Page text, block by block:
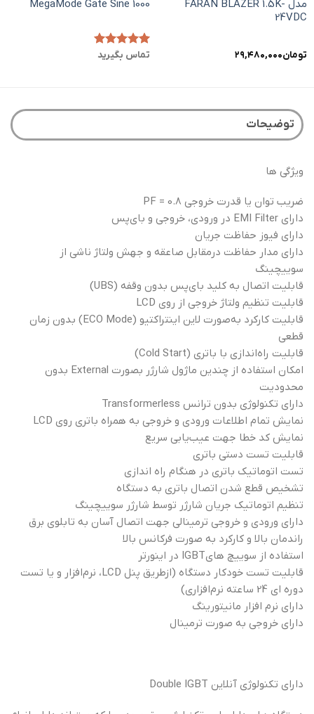
مدل FARAN BLAZER 1.5K-
24VDC
تومان۲۹,۴۸۰,۰۰۰
MegaMode Gate Sine 1000
امتیاز۵.۰۰
تماس بگیرید
توضیحات
ویژگی ها
ضریب توان یا قدرت خروجی PF = 0.8
دارای EMI Filter در ورودی، خروجی و بای‌پس
دارای فیوز حفاظت جریان
دارای مدار حفاظت درمقابل صاعقه و جهش ولتاژ ناشی از
سوییچینگ
قابلیت اتصال به کلید بای‌پس بدون وقفه (UBS)
قابلیت تنظیم ولتاژ خروجی از روی LCD
قابلیت کارکرد به‌صورت لاین اینتراکتیو (ECO Mode) بدون زمان
قطعی
قابليت راه‌اندازي با باتري (Cold Start)
امکان استفاده از چندین ماژول شارژر بصورت External بدون
محدودیت
دارای تکنولوژی بدون ترانس Transformerless
نمایش تمام اطلاعات ورودی و خروجی به همراه باتری روی LCD
نمایش کد خطا جهت عیب‌یابی سریع
قابلیت تست دستی باتری
تست اتوماتیک باتری در هنگام راه اندازی
تشخیص قطع شدن اتصال باتری به دستگاه
تنظیم اتوماتیک جریان شارژر توسط شارژر سوییچینگ
دارای ورودی و خروجی ترمینالی جهت اتصال آسان به تابلوی برق
راندمان بالا و کارکرد به‌ صورت فرکانس بالا
استفاده از سوییچ هایIGBT در اینورتر
قابليت تست خودكار دستگاه (ازطريق پنل LCD، نرم‌افزار و يا تست
دوره اي 24 ساعته نرم‌افزاري)
داراي نرم‌ افزار مانيتورينگ
داراي خروجي به صورت ترمينال
دارای تکنولوژی آنلاین Double IGBT